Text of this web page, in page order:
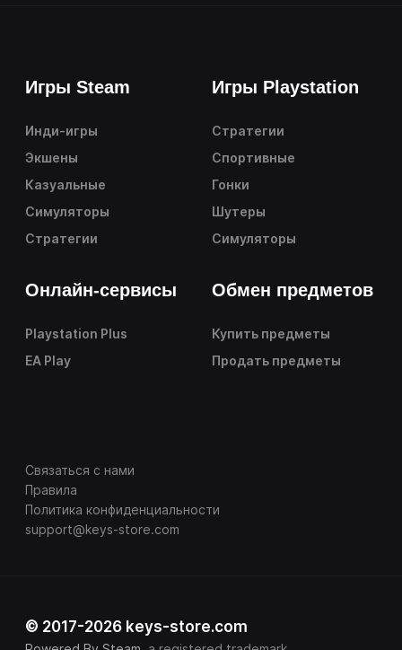
Игры Steam
Инди-игры
Экшены
Казуальные
Симуляторы
Стратегии
Игры Playstation
Стратегии
Спортивные
Гонки
Шутеры
Симуляторы
Онлайн-сервисы
Playstation Plus
EA Play
Обмен предметов
Купить предметы
Продать предметы
Связаться с нами
Правила
Политика конфиденциальности
support@keys-store.com
© 2017-2026 keys-store.com